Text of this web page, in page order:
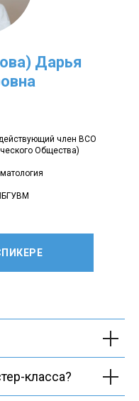
Дарья
член ВСО
Общества)
класса?